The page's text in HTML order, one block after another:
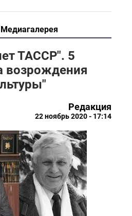
Медиагалерея
ТАССР". 5
возрождения
Редакция
22 ноябрь 2020 - 17:14